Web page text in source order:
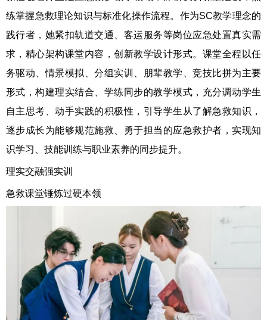
练掌握急救理论知识与标准化操作流程。作为SC教学理念的
践行者，她紧扣轨道交通、客运服务等岗位应急处置真实需
求，精心架构课堂内容，创新教学设计形式。课堂全程以任
务驱动、情景模拟、分组实训、朋辈教学、竞技比拼为主要
形式，构建理实结合、学练同步的教学模式，充分调动学生
自主思考、动手实践的积极性，引导学生从了解急救知识，
逐步成长为能够规范施救、勇于担当的应急救护者，实现知
识学习、技能训练与职业素养的同步提升。
理实交融强实训
急救课堂锤炼过硬本领